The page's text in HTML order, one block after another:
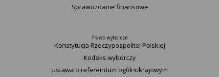
Sprawozdanie finansowe
Prawo wyborcze
Konstytucja Rzeczypospolitej Polskiej​
Kodeks wyborczy
Ustawa o referendum ogólnokrajowym